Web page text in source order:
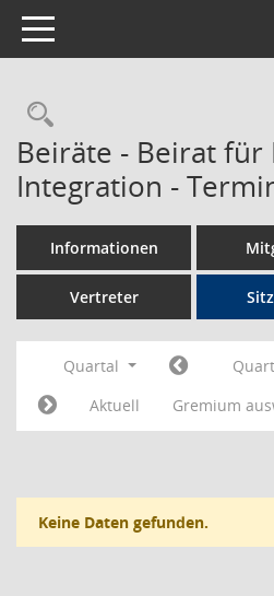
Toggle navigation
Rechercheauswahl
Beiräte - Beirat
Integration -
Informationen
Vertreter
Quartal
Aktuell
Gremium
Keine Daten gefunden.